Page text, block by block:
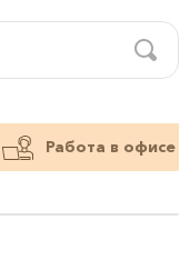
Работа в офисе